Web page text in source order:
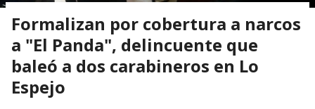
Formalizan por cobertura a narcos
a "El Panda", delincuente que
baleó a dos carabineros en Lo
Espejo